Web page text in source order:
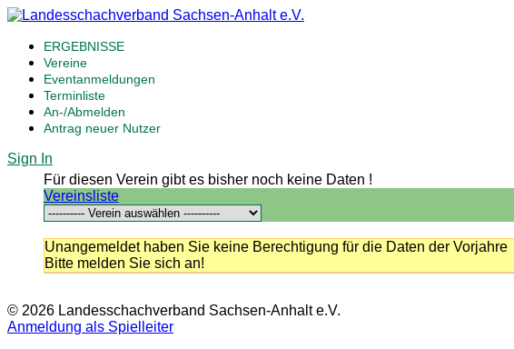
ERGEBNISSE
Vereine
Eventanmeldungen
Terminliste
An-/Abmelden
Antrag neuer Nutzer
Sign In
Für diesen Verein gibt es bisher noch keine Daten !
Vereinsliste
Unangemeldet haben Sie keine Berechtigung für die Daten der Vorjahre
Bitte melden Sie sich an!
© 2026 Landesschachverband Sachsen-Anhalt e.V.
Anmeldung als Spielleiter